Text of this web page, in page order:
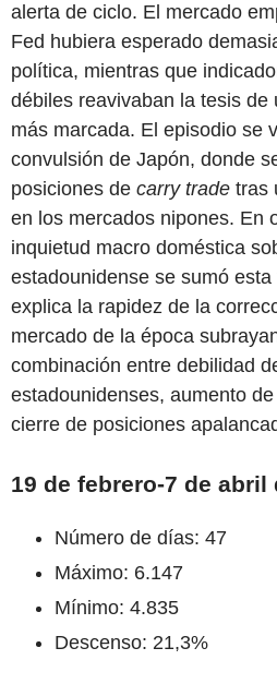
alerta de ciclo. El mercado
Fed hubiera esperado
política, mientras que
débiles reavivaban la tesis de
más marcada. El episodio se
convulsión de Japón, donde
posiciones de carry trade tras
en los mercados nipones. En
inquietud macro doméstica
estadounidense se sumó
explica la rapidez de la
mercado de la época
combinación entre debilidad
estadounidenses, aumento
cierre de posiciones
19 de febrero-7 de abril
Número de días: 47
Máximo: 6.147
Mínimo: 4.835
Descenso: 21,3%